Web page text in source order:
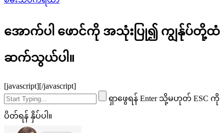
အောက်ပါ ဖောင်ကို အသုံးပြု၍ ကျွန်ုပ်တို့ထံ
ဆက်သွယ်ပါ။
[javascript] [/javascript]
ရှာဖွေရန် Enter သို့မဟုတ် ESC ကို
ပိတ်ရန် နှိပ်ပါ။